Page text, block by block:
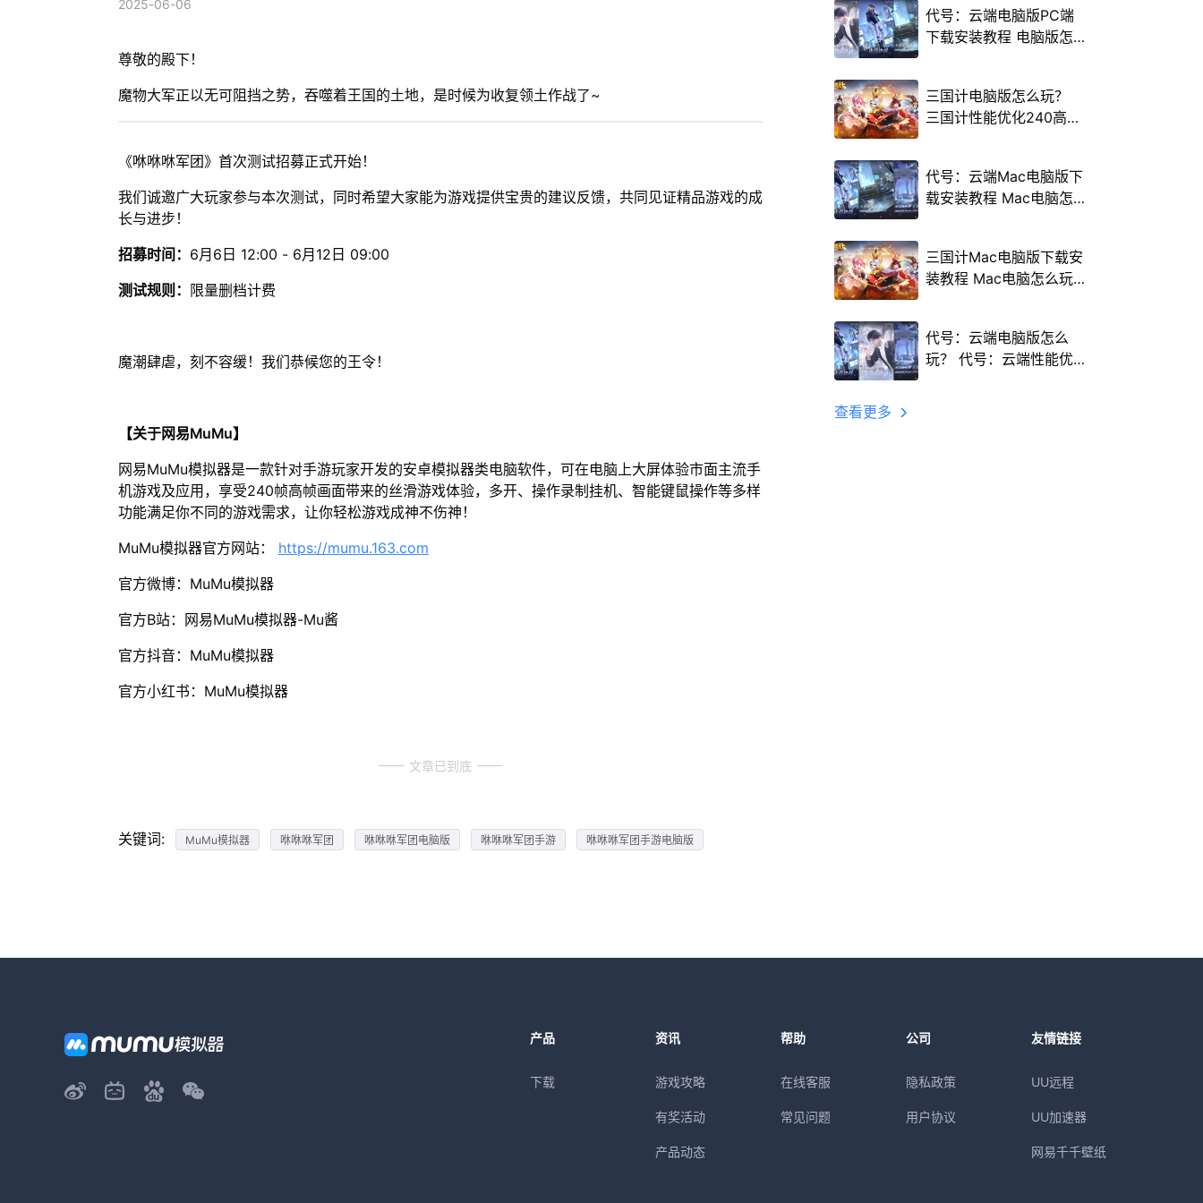
2025-06-06
尊敬的殿下！
魔物大军正以无可阻挡之势，吞噬着王国的土地，是时候为收复领土作战了~
《咻咻咻军团》首次测试招募正式开始！
我们诚邀广大玩家参与本次测试，同时希望大家能为游戏提供宝贵的建议反馈，共同见证精品游戏的成
长与进步！
招募时间： 6月6日 12:00 - 6月12日 09:00
测试规则： 限量删档计费
魔潮肆虐，刻不容缓！我们恭候您的王令！
【关于网易MuMu】
网易MuMu模拟器是一款针对手游玩家开发的安卓模拟器类电脑软件，可在电脑上大屏体验市面主流手
机游戏及应用，享受240帧高帧画面带来的丝滑游戏体验，多开、操作录制挂机、智能键鼠操作等多样
功能满足你不同的游戏需求，让你轻松游戏成神不伤神！
MuMu模拟器官方网站： https://mumu.163.com
官方微博：MuMu模拟器
官方B站：网易MuMu模拟器-Mu酱
官方抖音：MuMu模拟器
官方小红书：MuMu模拟器
文章已到底
关键词: MuMu模拟器 咻咻咻军团 咻咻咻军团电脑版 咻咻咻军团手游 咻咻咻军团手游电脑版
代号：云端电脑版PC端
下载安装教程 电脑版怎
三国计电脑版怎么玩？
三国计性能优化240高帧
代号：云端Mac电脑版下
载安装教程 Mac电脑怎
三国计Mac电脑版下载安
装教程 Mac电脑怎么玩
代号：云端电脑版怎么
玩？ 代号：云端性能优
查看更多
产品
下载
资讯
游戏攻略
有奖活动
产品动态
帮助
在线客服
常见问题
公司
隐私政策
用户协议
友情链接
UU远程
UU加速器
网易千千壁纸